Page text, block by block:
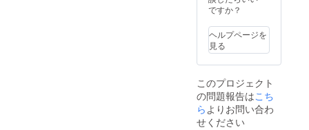
席から
いただ
けま
す。
ですか？
ヘルプページを
見る
このプロジェクト
の問題報告はこち
らよりお問い合わ
せください